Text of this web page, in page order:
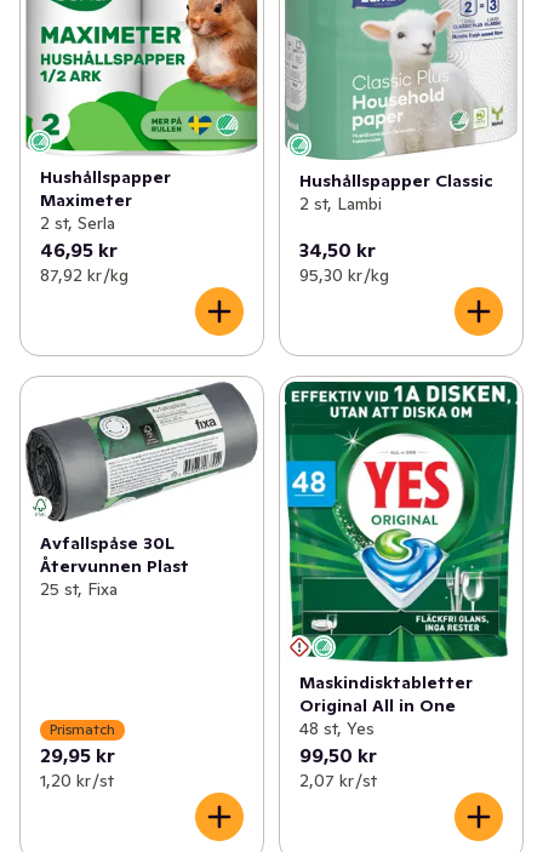
Hushållspapper
Maximeter
2 st, Serla
46,95 kr
87,92 kr /kg
Hushållspapper Classic
2 st, Lambi
34,50 kr
95,30 kr /kg
Avfallspåse 30L
Återvunnen Plast
25 st, Fixa
Prismatch
29,95 kr
1,20 kr /st
Maskindisktabletter
Original All in One
48 st, Yes
99,50 kr
2,07 kr /st